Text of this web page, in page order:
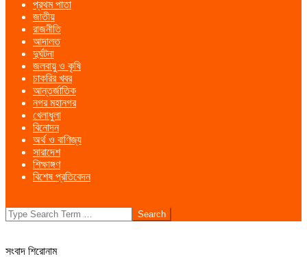
Menu
প্রথম পাতা
জাতীয়
রাজনীতি
আদালত
দুর্ঘটনা
জলবায়ু ও কৃষি
চাকরির খবর
আন্তর্জাতিক
নগর মহানগর
খেলাধুলা
বিনোদন
অর্থ ও বাণিজ্য
সারাদেশ
শিক্ষাঙ্গণ
বিশেষ প্রতিবেদন
Search
সংবাদ শিরোনাম